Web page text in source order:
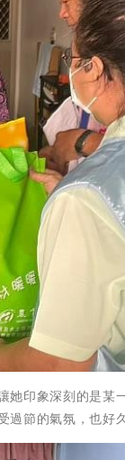
她印象深刻的是某
節的氣氛，也好